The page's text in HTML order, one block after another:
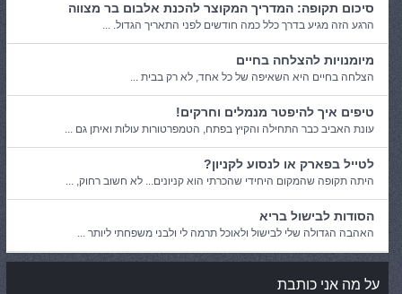
סיכום תקופה: המדריך המקוצר להכנת אלבום בר מצווה
הרגע הזה מגיע בדרך כלל כמה חודשים לפני התאריך הגדול. ...
מיומנויות להצלחה בחיים
הצלחה בחיים היא השאיפה של כל אחד, לא רק בבית ...
טיפים איך להיפטר מנמלים וחרקים!
עונת האביב כבר התחילה והקיץ בפתח, הטמפרטורות עולות ואיתן גם ...
לטייל בפארק או לנסוע לקניון?
היתה תקופה שהמקום היחידי שהכרתי הוא קניונים... לא חשוב רחוק, ...
הסודות לבישול בריא
האהבה הגדולה שלי לבישול ולאוכל תרמה לי ולבני משפחתי ליותר ...
על מה אני כותבת